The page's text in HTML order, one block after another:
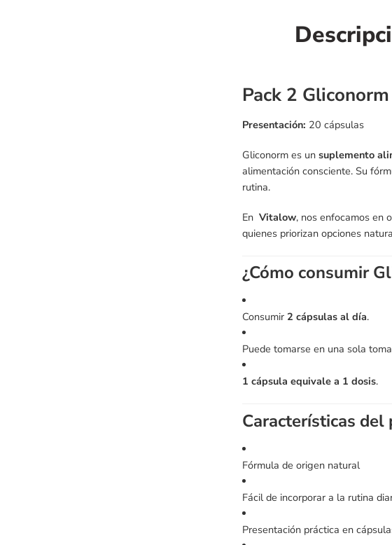
Pack 2
Presentación: 20 cápsulas
Gliconorm es un suplemento
alimentación consciente. Su
rutina.
En Vitalow, nos enfocamos en
quienes priorizan opciones
¿Cómo consumir
Consumir 2 cápsulas al día.
Puede tomarse en una sola
1 cápsula equivale a 1 dosis.
Características del
Fórmula de origen natural
Fácil de incorporar a la rutina
Presentación práctica en